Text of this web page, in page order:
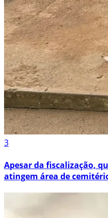
3
Apesar da fiscalização,
atingem área de